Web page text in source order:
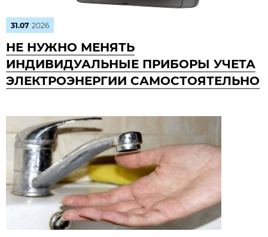
31.07 2026
НЕ НУЖНО МЕНЯТЬ
ИНДИВИДУАЛЬНЫЕ ПРИБОРЫ УЧЕТА
ЭЛЕКТРОЭНЕРГИИ САМОСТОЯТЕЛЬНО